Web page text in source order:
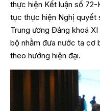
thực hiện Kết luận số
tục thực hiện Nghị quyết
Trung ương Đảng khoá
bộ nhằm đưa nước ta cơ
theo hướng hiện đại.